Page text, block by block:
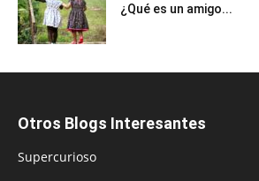
¿Qué es un amigo...
Otros Blogs Interesantes
Supercurioso